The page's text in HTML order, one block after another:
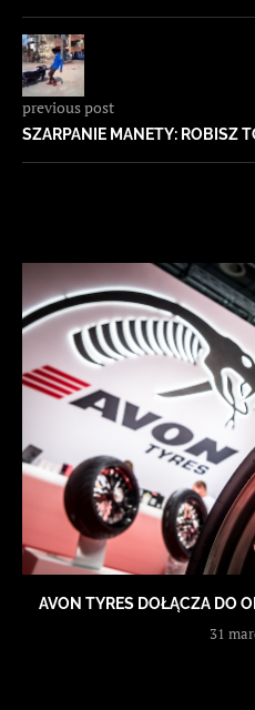
previous post
SZARPANIE MANETY: ROBISZ
AVON TYRES DOŁĄCZA DO
31